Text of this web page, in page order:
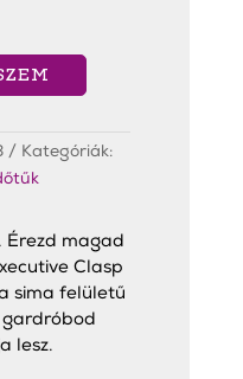
Kategóriák:
Érezd magad
Clasp
sima felületű
gardróbod
lesz.